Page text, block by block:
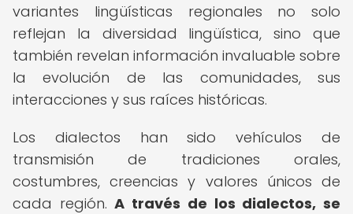
variantes lingüísticas regionales no solo
reflejan la diversidad lingüística, sino que
también revelan información invaluable sobre
la evolución de las comunidades, sus
interacciones y sus raíces históricas.
Los dialectos han sido vehículos de
transmisión de tradiciones orales,
costumbres, creencias y valores únicos de
cada región.A través de los dialectos, se